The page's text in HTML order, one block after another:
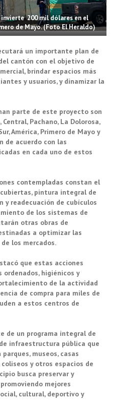
200 mil dólares en el
de Mayo. (Foto El Heraldo)
un importante plan de
cantón con el objetivo de
brindar espacios más
y usuarios, y dinamizar la
parte de este proyecto son
Pachano, La Dolorosa,
América, Primero de Mayo y
de acuerdo con las
en cada uno de estos
contempladas constan el
pintura integral de
y readecuación de cubículos
de los sistemas de
otras obras de
a optimizar las
los mercados.
que estas acciones
higiénicos y
de la actividad
de compra para miles de
a estos centros de
de un programa integral de
infraestructura pública que
museos, casas
y otros espacios de
busca preservar y
mejores
cultural, deportivo y